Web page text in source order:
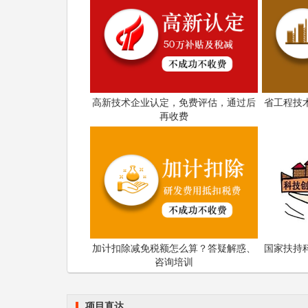
3.实施周期原则上不超过3年。
4.项目须明确指标参数、资金投入、时限
1.参赛项目团队(含1人)核心成员(核心成
博士学位的均可;在站或已出站博士后，海内
2.能针对张榜需求提出明确解决方案，要
3.有明确的预期目标及相应技术指标，有
4.具有合法自主的知识产权，无知识产权
5.揭榜者可以是个人，也可以是多人组团
高新技术企业认定，免费评估，通过后
再收费
省工程技
加计扣除减免税额怎么算？答疑解惑、
咨询培训
国家扶持